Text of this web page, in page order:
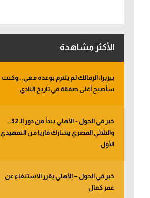
الأكثر مشاهدة
بيزيرا: الزمالك لم يلتزم بوعده معي.. وكنت
سأصبح أغلى صفقة في تاريخ النادي
خبر في الجول - الأهلي يبدأ من دور الـ 32..
والثلاثي المصري يشارك قاريا من التمهيدي
الأول
خبر في الجول – الأهلي يقرر الاستنغاء عن
عمر كمال